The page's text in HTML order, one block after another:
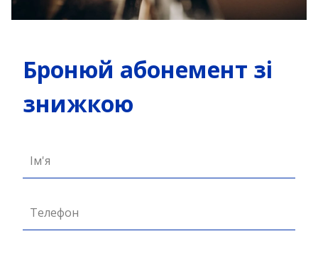
Бронюй абонемент зі
знижкою
Ім'я
Телефон